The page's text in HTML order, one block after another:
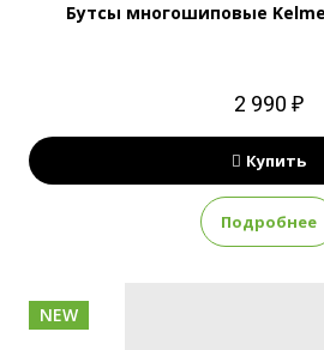
Бутсы многошиповые Kelme
2 990 ₽
Купить
Подробнее
NEW